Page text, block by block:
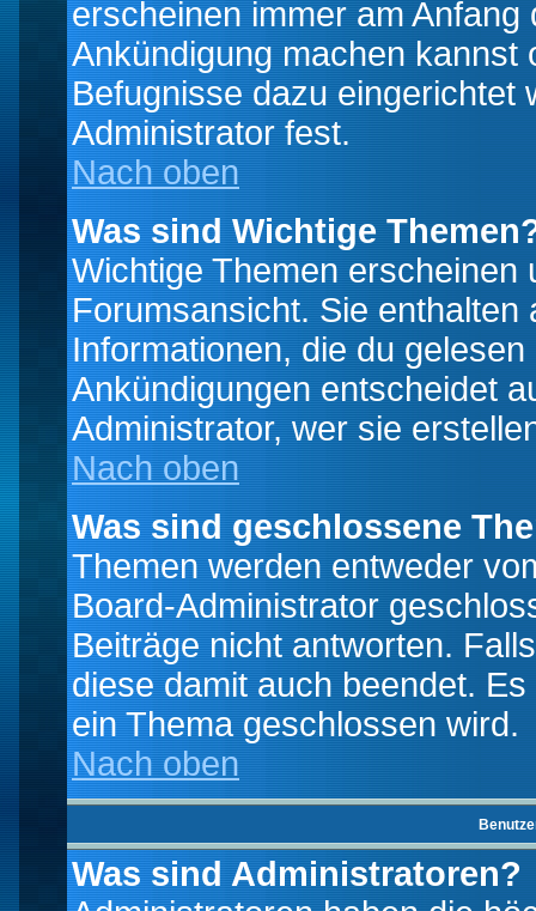
erscheinen immer am
Ankündigung machen kannst
Befugnisse dazu eingerichtet
Administrator fest.
Nach oben
Was sind Wichtige
Wichtige Themen erscheinen
Forumsansicht. Sie
Informationen, die du
Ankündigungen entscheidet
Administrator, wer sie
Nach oben
Was sind geschlossene
Themen werden entweder
Board-Administrator
Beiträge nicht antworten.
diese damit auch beendet.
ein Thema geschlossen wird.
Nach oben
Was sind Administratoren?